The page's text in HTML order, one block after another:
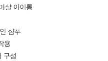
샬 아이롱
샴푸
용
구성